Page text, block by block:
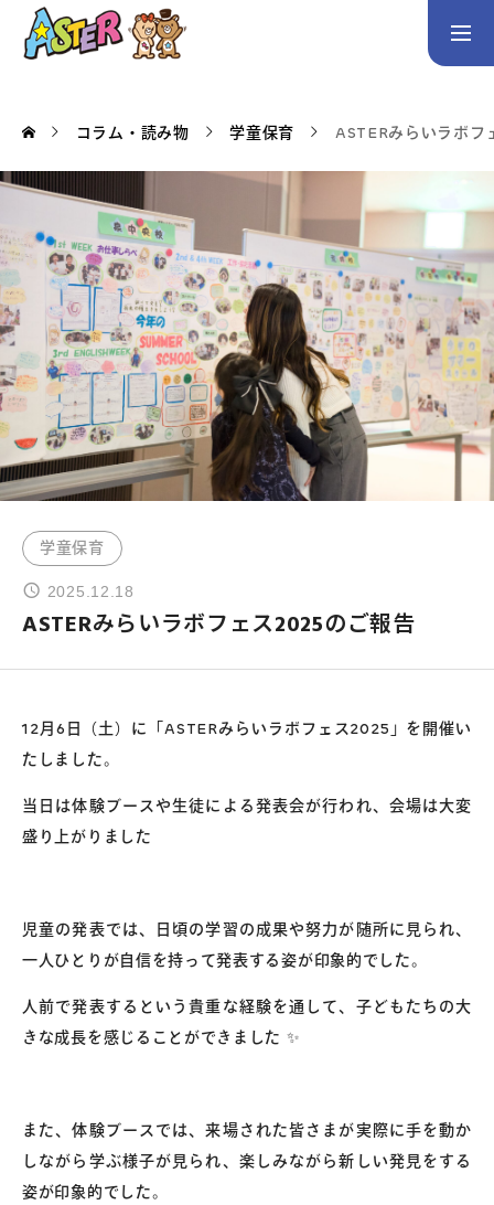
トップページ
コース案内
英会話／プログラミング／3Dデザイン／学童保育
英会話（未就学児） 英会話（小学生） 英会話（中学生）
生徒・保護者の声
スタッフ紹介
アクセス
よくあるご質問
お問い合わせ
新着情報
コラム・読み物
コラム・読み物 学童保育 ASTERみらいラボ
学童保育
2025.12.18
ASTERみらいラボフェス2025のご報告
12月6日（土）に「ASTERみらいラボフェス2025」を開催い
たしました。
当日は体験ブースや生徒による発表会が行われ、会場は大変
盛り上がりました
児童の発表では、日頃の学習の成果や努力が随所に見られ、
一人ひとりが自信を持って発表する姿が印象的でした。
人前で発表するという貴重な経験を通して、子どもたちの大
きな成長を感じることができました ✨
また、体験ブースでは、来場された皆さまが実際に手を動か
しながら学ぶ様子が見られ、楽しみながら新しい発見をする
姿が印象的でした。